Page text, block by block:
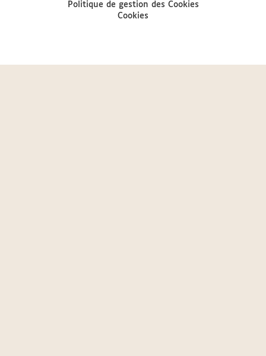
Politique de gestion des Cookies
Cookies